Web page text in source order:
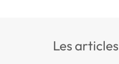
les articles